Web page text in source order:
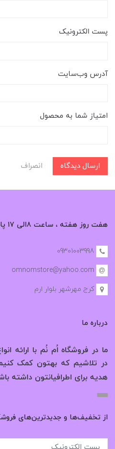
پست الکترونیک
آدرس وب‌سایت
امتیاز شما به محصول
ارسال دیدگاه انصراف
هفت روز هفته ، ساعت ۸الی ۱۷ پاسخگوی شما هستیم
09301003998
omnomstore@yahoo.com
کرج مهرشهر بلوار ارم
درباره ما
ما در فروشگاه اُم نُم با ارائه
در تلاشیم که بهتون کمک
هدیه برای اطرافیانتون داشته
از تخفیف‌ها و جدیدترین‌های